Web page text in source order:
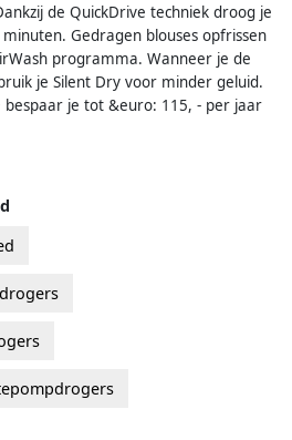
de QuickDrive techniek droog je
Gedragen blouses opfrissen
programma. Wanneer je de
je Silent Dry voor minder geluid.
bespaar je tot &euro: 115, - per jaar